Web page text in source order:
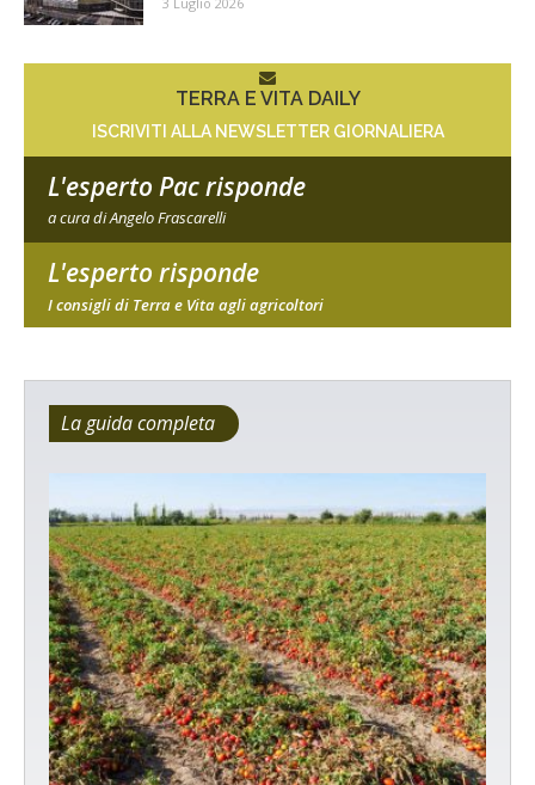
TERRA E VITA DAILY
ISCRIVITI ALLA NEWSLETTER GIORNALIERA
L'esperto Pac risponde
a cura di Angelo Frascarelli
L'esperto risponde
I consigli di Terra e Vita agli agricoltori
La guida completa